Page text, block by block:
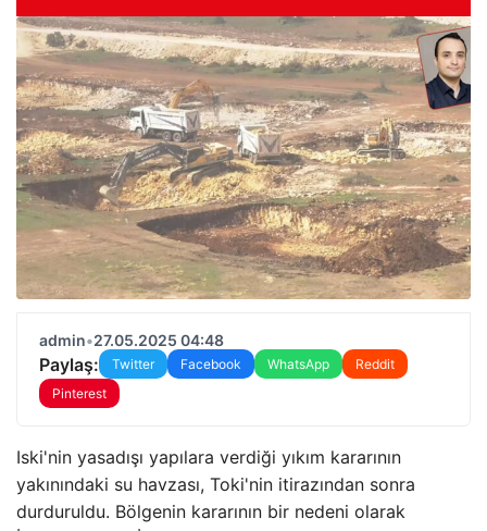
admin•27.05.2025 04:48
Paylaş: Twitter Facebook WhatsApp
Reddit
Pinterest
Iski'nin yasadışı yapılara verdiği yıkım kararının
yakınındaki su havzası, Toki'nin itirazından sonra
durduruldu. Bölgenin kararının bir nedeni olarak